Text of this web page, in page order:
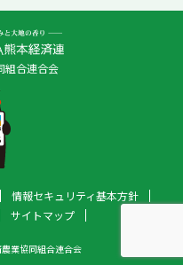
組合連合会
情報セキュリティ基本方針
サイトマップ
業協同組合連合会